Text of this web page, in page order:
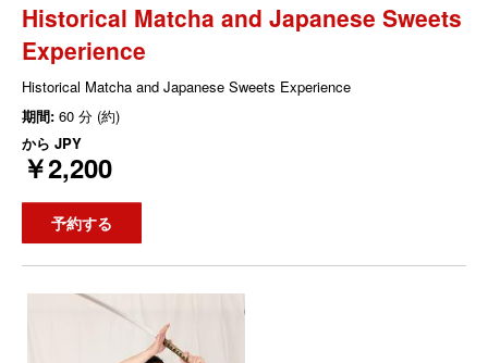
Historical Matcha and Japanese Sweets
Experience
Historical Matcha and Japanese Sweets Experience
期間: 60 分 (約)
から JPY
￥2,200
予約する